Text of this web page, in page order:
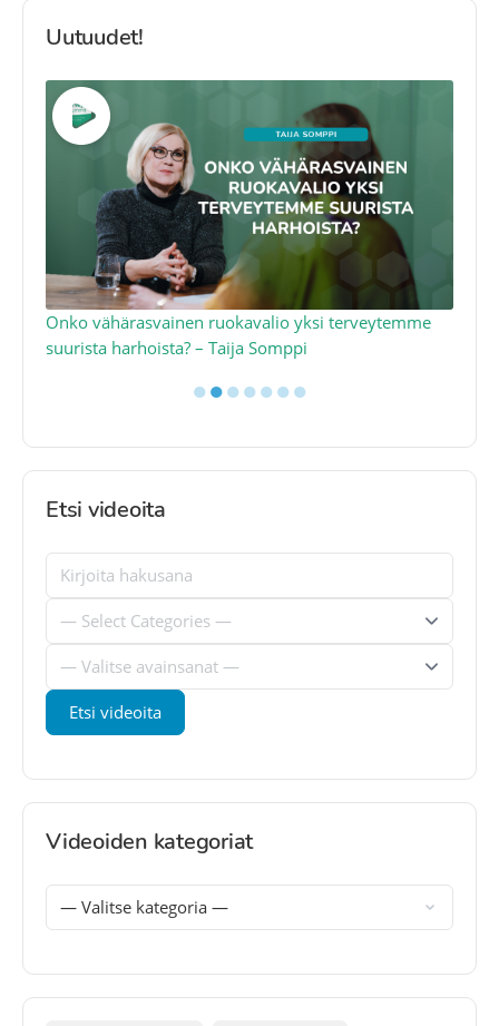
Uutuudet!
Onko vähärasvainen ruokavalio yksi terveytemme
suurista harhoista? – Taija Somppi
●●●●●●●
Etsi videoita
Videoiden kategoriat